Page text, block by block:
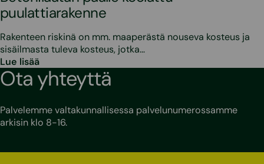
puulattiarakenne
Rakenteen riskinä on mm. maaperästä nouseva kosteus ja
sisäilmasta tuleva kosteus, jotka…
Lue lisää
Ota yhteyttä
Palvelemme valtakunnallisessa palvelunumerossamme
arkisin klo 8-16.